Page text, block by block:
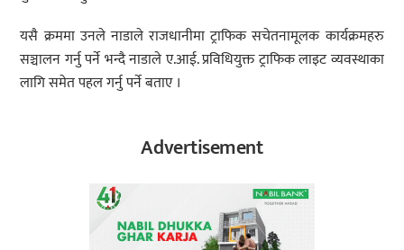
यसै क्रममा उनले नाडाले राजधानीमा ट्राफिक सचेतनामूलक कार्यक्रमहरु
सञ्चालन गर्नु पर्ने भन्दै नाडाले ए.आई. प्रविधियुक्त ट्राफिक लाइट व्यवस्थाका
लागि समेत पहल गर्नु पर्ने बताए ।
Advertisement